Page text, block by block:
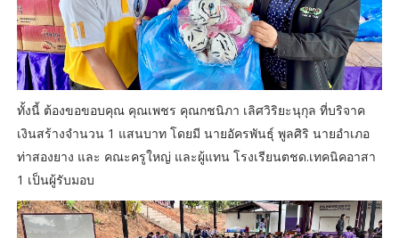
ทั้งนี้ ต้องขอขอบคุณ คุณเพชร คุณกชนิภา เลิศวิริยะนุกุล ที่บริจาค
เงินสร้างจำนวน 1 แสนบาท โดยมี นายอัครพันธุ์ พูลศิริ นายอำเภอ
ท่าสองยาง และ คณะครูใหญ่ และผู้แทน โรงเรียนตชด.เทคนิคอาสา
1 เป็นผู้รับมอบ